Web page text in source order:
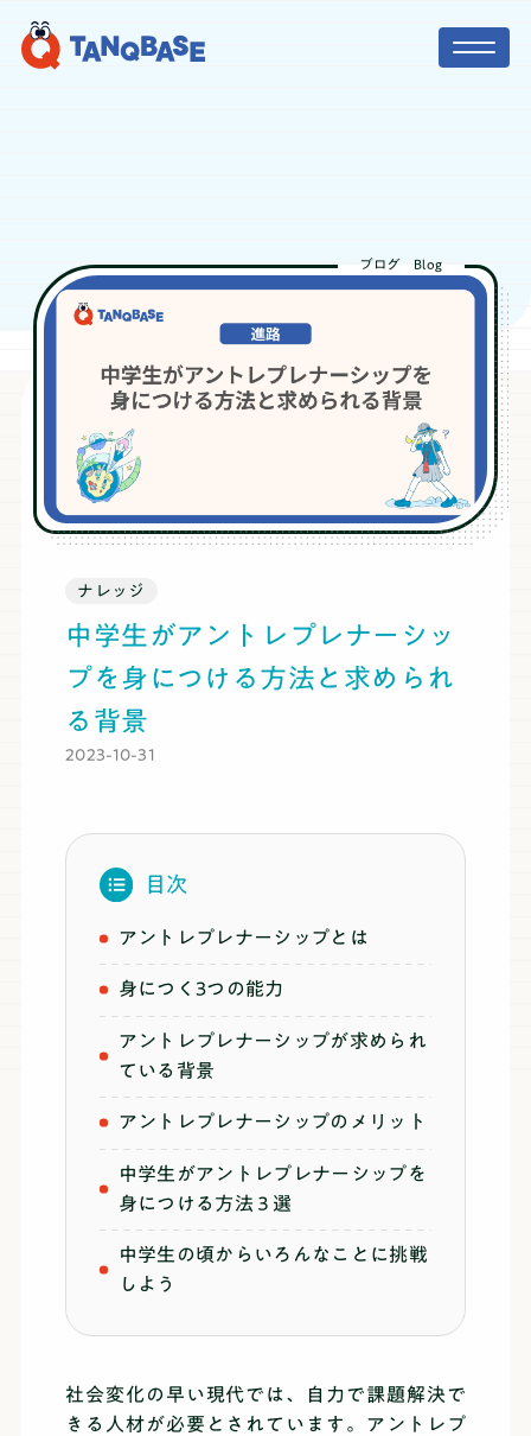
社会人コーチ
利用者の声
ニュース
料金
推薦・総合対策コース
ブログ Blog
ナレッジ
中学生がアントレプレナーシッ
プを身につける方法と求められ
る背景
2023-10-31
目次
アントレプレナーシップとは
身につく3つの能力
アントレプレナーシップが求められ
ている背景
アントレプレナーシップのメリット
中学生がアントレプレナーシップを
身につける方法３選
中学生の頃からいろんなことに挑戦
しよう
社会変化の早い現代では、自力で課題解決で
きる人材が必要とされています。アントレプ